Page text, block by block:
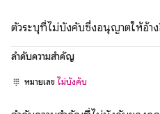
ตัวระบุที่ไม่บังคับซึ่งอนุญาตให้อ้า
ลำดับความสำคัญ
หมายเลข ไม่บังคับ